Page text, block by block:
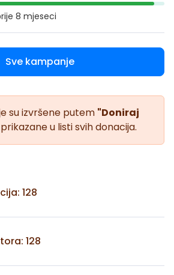
8 mjeseci
Sve kampanje
su izvršene putem "Doniraj
u listi svih donacija.
128
128